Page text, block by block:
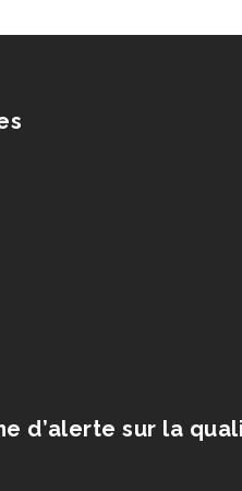
d’alerte sur la